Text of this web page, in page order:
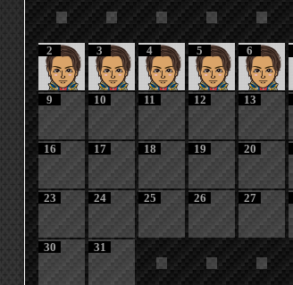
2 3 4 5 6
9 10 11 12 13
16 17 18 19 20
23 24 25 26 27
30 31